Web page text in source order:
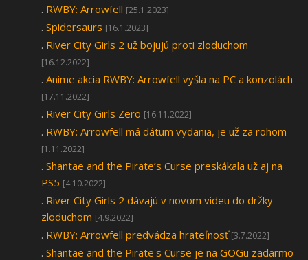
. RWBY: Arrowfell [25.1.2023]
. Spidersaurs [16.1.2023]
. River City Girls 2 už bojujú proti zloduchom
[16.12.2022]
. Anime akcia RWBY: Arrowfell vyšla na PC a konzolách
[17.11.2022]
. River City Girls Zero [16.11.2022]
. RWBY: Arrowfell má dátum vydania, je už za rohom
[1.11.2022]
. Shantae and the Pirate’s Curse preskákala už aj na
PS5 [4.10.2022]
. River City Girls 2 dávajú v novom videu do držky
zloduchom [4.9.2022]
. RWBY: Arrowfell predvádza hrateľnosť [3.7.2022]
. Shantae and the Pirate's Curse je na GOGu zadarmo